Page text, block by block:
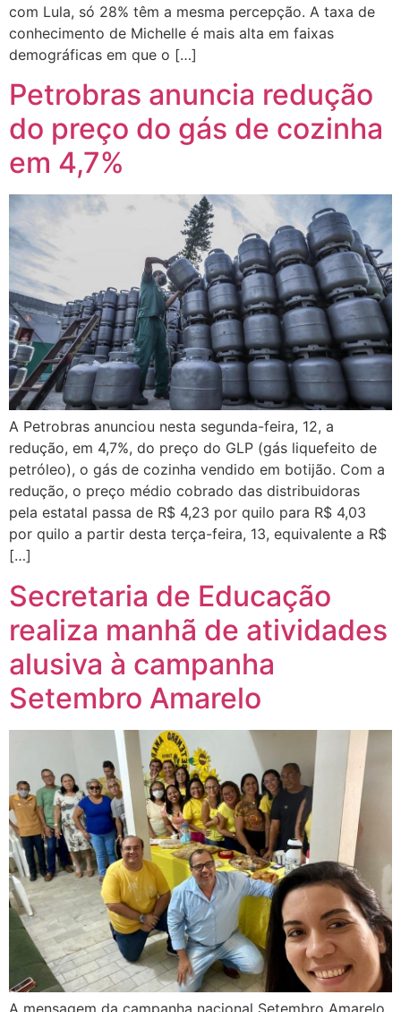
com Lula, só 28% têm a mesma percepção. A taxa de
conhecimento de Michelle é mais alta em faixas
demográficas em que o […]
Petrobras anuncia redução
do preço do gás de cozinha
em 4,7%
A Petrobras anunciou nesta segunda-feira, 12, a
redução, em 4,7%, do preço do GLP (gás liquefeito de
petróleo), o gás de cozinha vendido em botijão. Com a
redução, o preço médio cobrado das distribuidoras
pela estatal passa de R$ 4,23 por quilo para R$ 4,03
por quilo a partir desta terça-feira, 13, equivalente a R$
[…]
Secretaria de Educação
realiza manhã de atividades
alusiva à campanha
Setembro Amarelo
A mensagem da campanha nacional Setembro Amarelo